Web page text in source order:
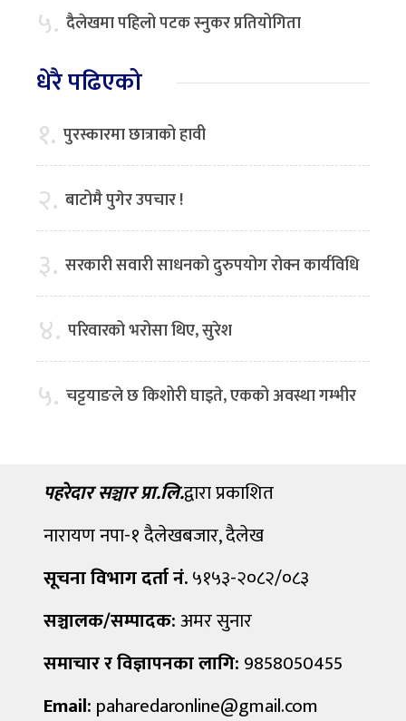
५. दैलेखमा पहिलो पटक स्नुकर प्रतियोगिता
धेरै पढिएको
१. पुरस्कारमा छात्राको हावी
२. बाटोमै पुगेर उपचार !
३. सरकारी सवारी साधनको दुरुपयोग रोक्न कार्यविधि
४. परिवारको भरोसा थिए, सुरेश
५. चट्टयाङले छ किशोरी घाइते, एकको अवस्था गम्भीर
पहरेदार सञ्चार प्रा.लि.द्वारा प्रकाशित
नारायण नपा-१ दैलेखबजार, दैलेख
सूचना विभाग दर्ता नं.५१५३-२०८२/०८३
सञ्चालक/सम्पादक:अमर सुनार
समाचार र विज्ञापनका लागि: 9858050455
Email: paharedaronline@gmail.com